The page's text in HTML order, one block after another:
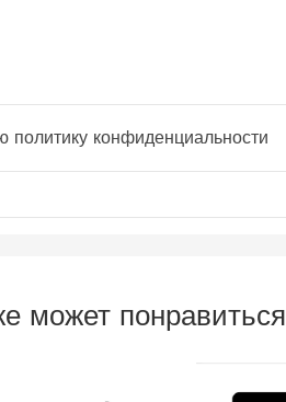
конфиденциальности
может понравиться